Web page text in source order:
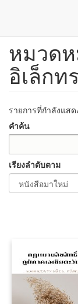
เนื้อหา
หมวด
อิเล็กท
รายการที่กำลังแส
คำค้น
เรียงลำดับตาม